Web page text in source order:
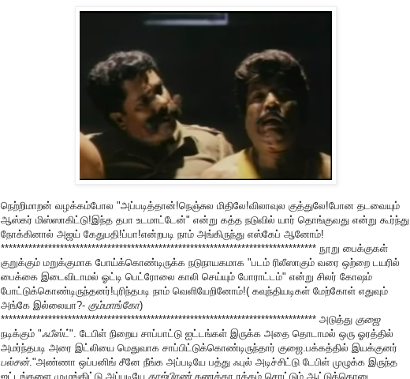
நெற்றிமாறன் வழக்கம்போல "அப்படித்தான்!நெஞ்சுல மிதிலே!விலாவுல குத்துலே!போன தடவையும்
ஆஸ்கர் மிஸ்ஸாகிட்டு!இந்த தபா உடமாட்டேன்" என்று கத்த நடுவில் யார் தொங்குவது என்று கூர்ந்து
நோக்கினால் அஜய் கேதுபதி!ப்பா!என்றபடி நாம் அங்கிருந்து எஸ்கேப் ஆனோம்!
******************************************************************************** நூறு பைக்குகள்
குறுக்கும் மறுக்குமாக போய்க்கொண்டிருக்க நடுநாயகமாக "படம் ரிலீஸாகும் வரை ஒற்றை டயரில்
பைக்கை இடைவிடாமல் ஓட்டி பெட்ரோலை காலி செய்யும் போராட்டம்" என்று சிலர் கோஷம்
போட்டுக்கொண்டிருந்தனர்!புரிந்தபடி நாம் வெளியேறினோம்!( கவுந்தியடிகள் மேற்கோள் எதுவும்
அங்கே இல்லையா?- கும்மாங்கோ)
******************************************************************************** அடுத்து குஜை
நடிக்கும் "ஃபீஸ்ட்". டேபிள் நிறைய சாப்பாட்டு ஐட்டங்கள் இருக்க அதை தொடாமல் ஒரு ஓரத்தில்
அமர்ந்தபடி அரை இட்லியை மெதுவாக சாப்பிட்டுக்கொண்டிருந்தார் குஜை.பக்கத்தில் இயக்குனர்
பல்சன்."அண்ணா ஒப்பனிங் சீனே நீங்க அப்படியே பத்து ஃபுல் அடிச்சிட்டு டேபிள் முழுக்க இருந்த
ஐட்டங்களை முழுங்கிட்டு அப்படியே காஜ்பிரண்கணக்கா ரத்தம் சொட்டும் ஆட்டுத்தொடை